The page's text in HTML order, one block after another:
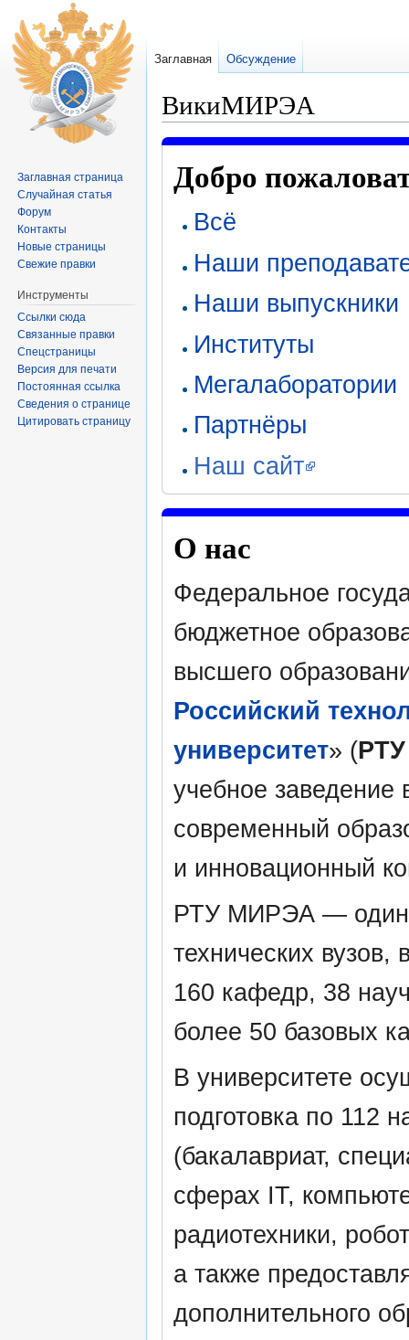
ВикиМИРЭА
Добро
Всё
Наши
Наши выпускники
Институты
Мегалаборатории
Партнёры
Наш сайт
О нас
Федеральное
бюджетное
высшего
Российский
университет» (
учебное
современный
и инновационный
РТУ МИРЭА — один
технических вузов,
160 кафедр, 38
более 50 базовых
В университете
подготовка по 112
(бакалавриат,
сферах IT,
радиотехники,
а также
дополнительного
Заглавная Обсуждение
Заглавная страница
Случайная статья
Форум
Контакты
Новые страницы
Свежие правки
Инструменты
Ссылки сюда
Связанные правки
Спецстраницы
Версия для печати
Постоянная ссылка
Сведения о странице
Цитировать страницу